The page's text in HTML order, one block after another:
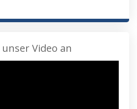
Video an